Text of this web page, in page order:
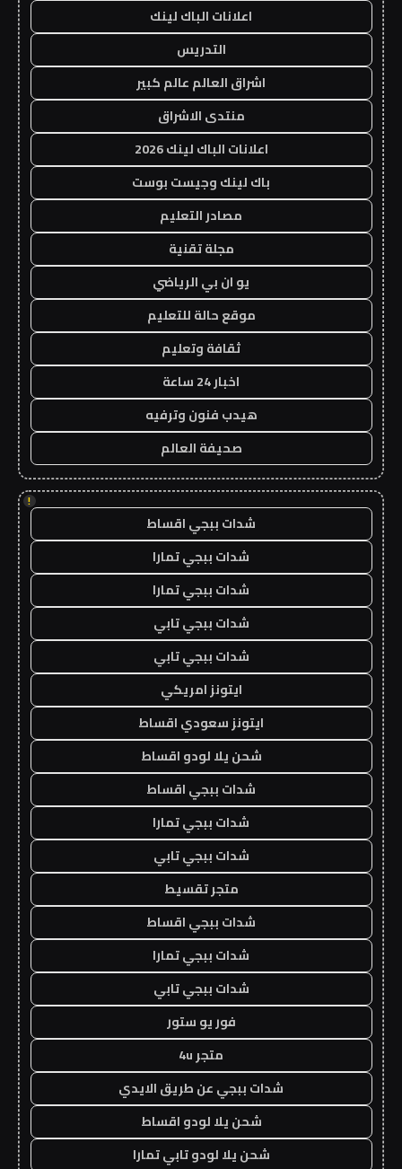
اعلانات الباك لينك
التدريس
اشراق العالم عالم كبير
منتدى الاشراق
اعلانات الباك لينك 2026
باك لينك وجيست بوست
مصادر التعليم
مجلة تقنية
يو ان بي الرياضي
موقع حالة للتعليم
ثقافة وتعليم
اخبار 24 ساعة
هيدب فنون وترفيه
صحيفة العالم
!
شدات ببجي اقساط
شدات ببجي تمارا
شدات ببجي تمارا
شدات ببجي تابي
شدات ببجي تابي
ايتونز امريكي
ايتونز سعودي اقساط
شحن يلا لودو اقساط
شدات ببجي اقساط
شدات ببجي تمارا
شدات ببجي تابي
متجر تقسيط
شدات ببجي اقساط
شدات ببجي تمارا
شدات ببجي تابي
فور يو ستور
متجر 4u
شدات ببجي عن طريق الايدي
شحن يلا لودو اقساط
شحن يلا لودو تابي تمارا